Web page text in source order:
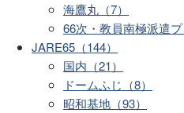
海鷹丸（7）
66次・教員南極派遣プ
JARE65（144）
国内（21）
ドームふじ（8）
昭和基地（93）